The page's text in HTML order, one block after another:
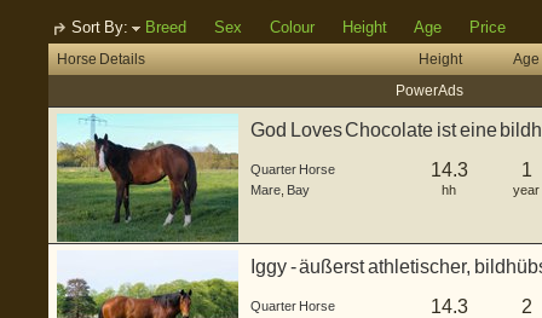
Sort By: Breed Sex Colour Height Age Price
Horse Details Height
Age
Power Ads
God Loves Chocolate ist eine
Quarter Horse
Mare Bay
14.3
hh
1
year
Iggy - äußerst athletischer,
Quarter Horse
14.3 2